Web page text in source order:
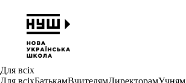
Для всіх
Для всіхБатькамВчителямДиректорамУчням